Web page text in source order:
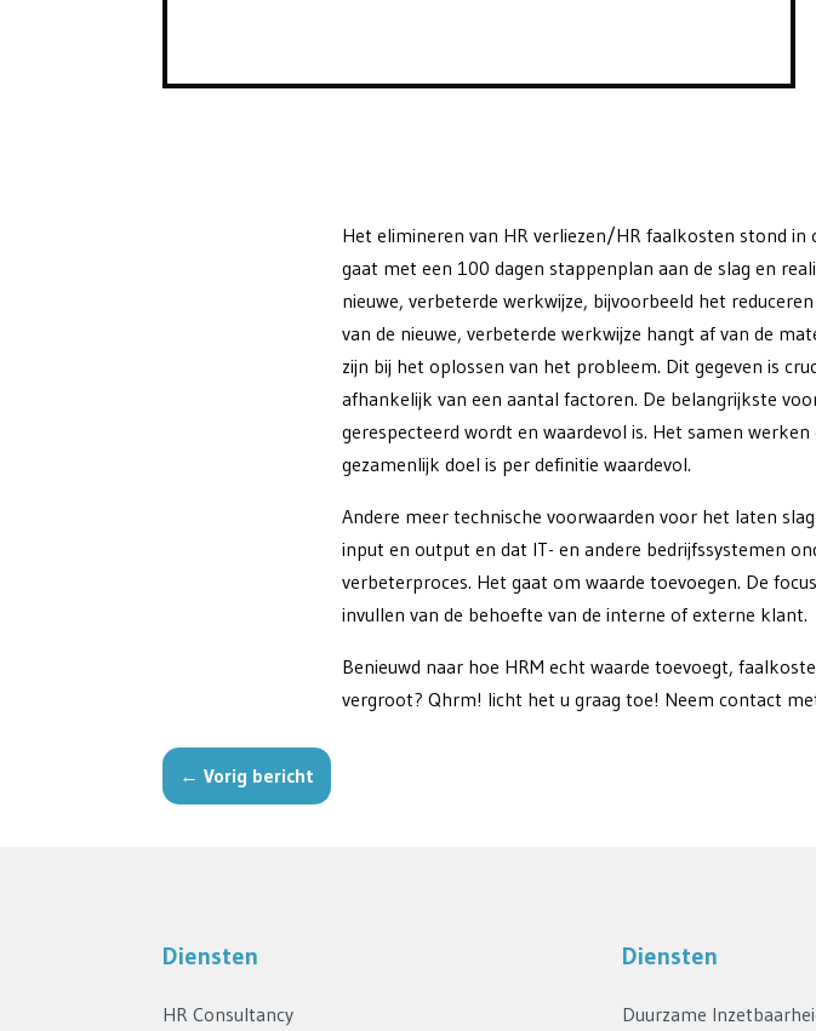
Het elimineren van HR verliezen/HR faalkosten stond
gaat met een 100 dagen stappenplan aan de slag en
nieuwe, verbeterde werkwijze, bijvoorbeeld het
van de nieuwe, verbeterde werkwijze hangt af van de
zijn bij het oplossen van het probleem. Dit gegeven is
afhankelijk van een aantal factoren. De belangrijkste
gerespecteerd wordt en waardevol is. Het samen
gezamenlijk doel is per definitie waardevol.
Andere meer technische voorwaarden voor het laten
input en output en dat IT- en andere bedrijfssystemen
verbeterproces. Het gaat om waarde toevoegen. De
invullen van de behoefte van de interne of externe klant.
Benieuwd naar hoe HRM echt waarde toevoegt,
vergroot? Qhrm! licht het u graag toe! Neem contact
←Vorig bericht
Diensten
HR Consultancy
Diensten
Duurzame